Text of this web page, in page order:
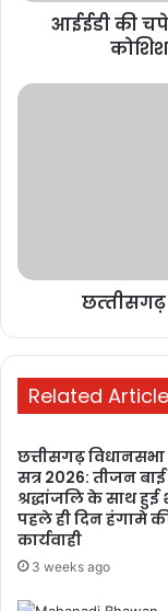
में संचालित की जा रही है।
प्रकार की शासकीय
पत्र, जाति प्रमाण पत्र,
की प्रताड़ना का
6 days ago
में
आईईडी की
छत्‍तीसगढ़
Related
छत्तीसगढ़
सत्र 2026: तीजन
श्रद्धांजलि के साथ
पहले ही दिन हंगामे
कार्यवाही
3 weeks ago